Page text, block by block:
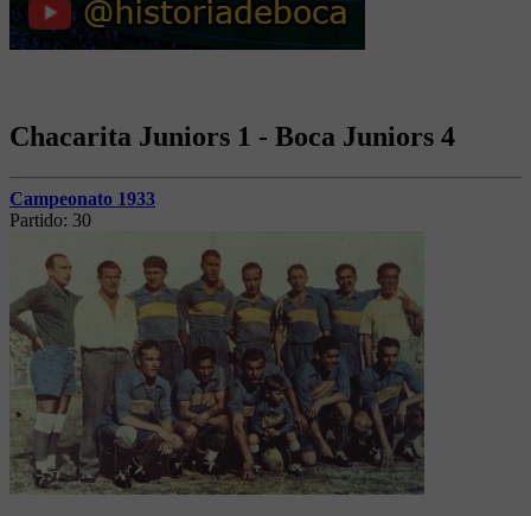
Chacarita Juniors 1 - Boca Juniors 4
Campeonato 1933
Partido: 30